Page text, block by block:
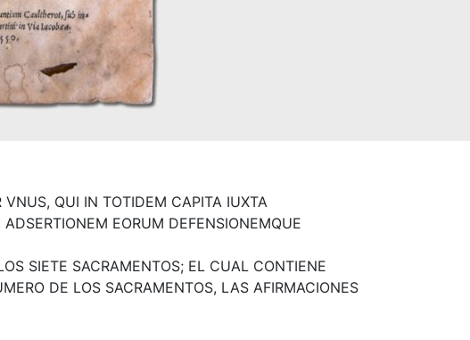
VNUS, QUI IN TOTIDEM CAPITA IUXTA
EORUM DEFENSIONEMQUE
SIETE SACRAMENTOS; EL CUAL CONTIENE
DE LOS SACRAMENTOS, LAS AFIRMACIONES